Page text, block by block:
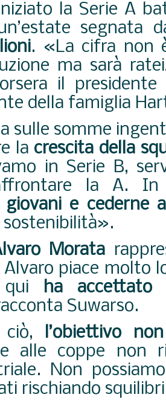
la Serie A
segnata
. «La cifra non
ma sarà
il presidente
della famiglia
sulle somme
la crescita della
in Serie B,
la A.
e cederne
sostenibilità».
Morata
piace molto
qui ha accettato
Suwarso.
ciò, l’obiettivo
alle coppe non
Non
rischiando